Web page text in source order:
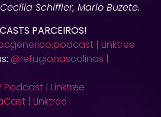
Schiffler, Mario Buzete.
PARCEIROS!
| Linktree
@refugionascolinas |
Podcast | Linktree
| Linktree